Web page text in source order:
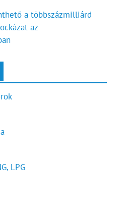
a többszázmilliárd
az
LPG